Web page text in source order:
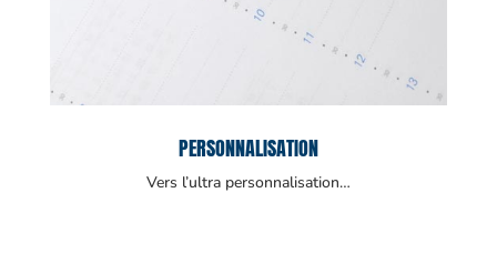
PERSONNALISATION
Vers l’ultra personnalisation…